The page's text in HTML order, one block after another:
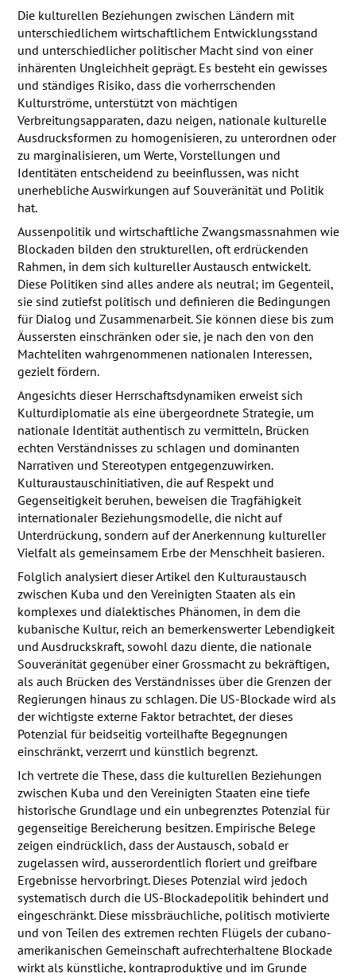
Die kulturellen Beziehungen zwischen Ländern mit
unterschiedlichem wirtschaftlichem Entwicklungsstand
und unterschiedlicher politischer Macht sind von einer
inhärenten Ungleichheit geprägt. Es besteht ein gewisses
und ständiges Risiko, dass die vorherrschenden
Kulturströme, unterstützt von mächtigen
Verbreitungsapparaten, dazu neigen, nationale kulturelle
Ausdrucksformen zu homogenisieren, zu unterordnen oder
zu marginalisieren, um Werte, Vorstellungen und
Identitäten entscheidend zu beeinflussen, was nicht
unerhebliche Auswirkungen auf Souveränität und Politik
hat.
Aussenpolitik und wirtschaftliche Zwangsmassnahmen wie
Blockaden bilden den strukturellen, oft erdrückenden
Rahmen, in dem sich kultureller Austausch entwickelt.
Diese Politiken sind alles andere als neutral; im Gegenteil,
sie sind zutiefst politisch und definieren die Bedingungen
für Dialog und Zusammenarbeit. Sie können diese bis zum
Äussersten einschränken oder sie, je nach den von den
Machteliten wahrgenommenen nationalen Interessen,
gezielt fördern.
Angesichts dieser Herrschaftsdynamiken erweist sich
Kulturdiplomatie als eine übergeordnete Strategie, um
nationale Identität authentisch zu vermitteln, Brücken
echten Verständnisses zu schlagen und dominanten
Narrativen und Stereotypen entgegenzuwirken.
Kulturaustauschinitiativen, die auf Respekt und
Gegenseitigkeit beruhen, beweisen die Tragfähigkeit
internationaler Beziehungsmodelle, die nicht auf
Unterdrückung, sondern auf der Anerkennung kultureller
Vielfalt als gemeinsamem Erbe der Menschheit basieren.
Folglich analysiert dieser Artikel den Kulturaustausch
zwischen Kuba und den Vereinigten Staaten als ein
komplexes und dialektisches Phänomen, in dem die
kubanische Kultur, reich an bemerkenswerter Lebendigkeit
und Ausdruckskraft, sowohl dazu diente, die nationale
Souveränität gegenüber einer Grossmacht zu bekräftigen,
als auch Brücken des Verständnisses über die Grenzen der
Regierungen hinaus zu schlagen. Die US-Blockade wird als
der wichtigste externe Faktor betrachtet, der dieses
Potenzial für beidseitig vorteilhafte Begegnungen
einschränkt, verzerrt und künstlich begrenzt.
Ich vertrete die These, dass die kulturellen Beziehungen
zwischen Kuba und den Vereinigten Staaten eine tiefe
historische Grundlage und ein unbegrenztes Potenzial für
gegenseitige Bereicherung besitzen. Empirische Belege
zeigen eindrücklich, dass der Austausch, sobald er
zugelassen wird, ausserordentlich floriert und greifbare
Ergebnisse hervorbringt. Dieses Potenzial wird jedoch
systematisch durch die US-Blockadepolitik behindert und
eingeschränkt. Diese missbräuchliche, politisch motivierte
und von Teilen des extremen rechten Flügels der cubano-
amerikanischen Gemeinschaft aufrechterhaltene Blockade
wirkt als künstliche, kontraproduktive und im Grunde